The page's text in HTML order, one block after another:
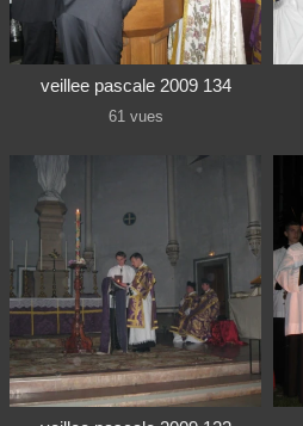
veillee pascale 2009 134
61 vues